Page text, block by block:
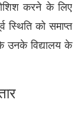
करने के लिए
स्थिति को समाप्त
उनके विद्यालय के